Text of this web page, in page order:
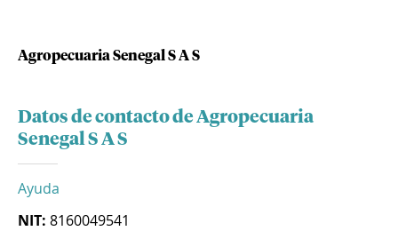
Agropecuaria Senegal S A S
Datos de contacto de Agropecuaria
Senegal S A S
Ayuda
NIT: 8160049541